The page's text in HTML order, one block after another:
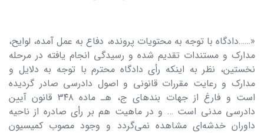
«……دادگاه با توجه به محتویات پرونده، دفاع به عمل آمده، لوایح،
مدارک و مستندات تقدیم شده و رسیدگی انجام یافته در مرحله
نخستین، نظر به اینکه رأی دادگاه محترم با توجه به دلایل و
مدارک و رعایت مقررات قانونی و اصول دادرسی صادر گردیده
است و فارغ از جهات بندهای ج، هـ ماده ۳۴۸ قانون آیین
دادرسی مدنی است … و در ماهیت هم بر رأی صادره از ناحیه
داوران خدشه‌ای مشاهده نمی‌گردد و وجود مصوب کمیسیون